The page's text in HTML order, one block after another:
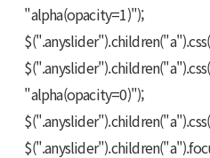
"alpha(opacity=1)");
"alpha(opacity=0)");